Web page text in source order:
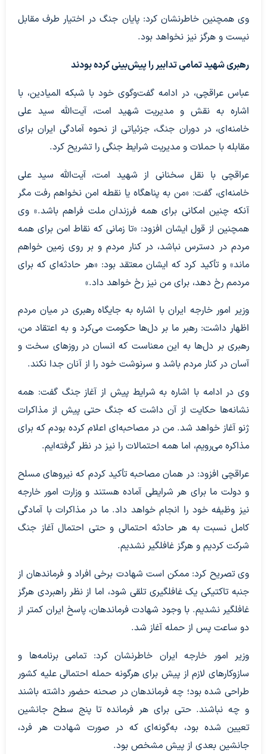
وی همچنین خاطرنشان کرد: پایان جنگ در اختیار طرف مقابل
نیست و هرگز نیز نخواهد بود.
رهبری شهید تمامی تدابیر را پیش‌بینی کرده بودند
عباس عراقچی، در ادامه گفت‌وگوی خود با شبکه المیادین، با
اشاره به نقش و مدیریت شهید امت، آیت‌الله سید علی
خامنه‌ای، در دوران جنگ، جزئیاتی از نحوه آمادگی ایران برای
مقابله با حملات و مدیریت شرایط جنگی را تشریح کرد.
عراقچی با نقل سخنانی از شهید امت، آیت‌الله سید علی
خامنه‌ای، گفت: «من به پناهگاه یا نقطه امن نخواهم رفت مگر
آنکه چنین امکانی برای همه فرزندان ملت فراهم باشد.» وی
همچنین از قول ایشان افزود: «تا زمانی که نقاط امن برای همه
مردم در دسترس نباشد، در کنار مردم و بر روی زمین خواهم
ماند» و تأکید کرد که ایشان معتقد بود: «هر حادثه‌ای که برای
مردمم رخ دهد، برای من نیز رخ خواهد داد.»
وزیر امور خارجه ایران با اشاره به جایگاه رهبری در میان مردم
اظهار داشت: رهبر ما بر دل‌ها حکومت می‌کرد و به اعتقاد من،
رهبری بر دل‌ها به این معناست که انسان در روزهای سخت و
آسان در کنار مردم باشد و سرنوشت خود را از آنان جدا نکند.
وی در ادامه با اشاره به شرایط پیش از آغاز جنگ گفت: همه
نشانه‌ها حکایت از آن داشت که جنگ حتی پیش از مذاکرات
ژنو آغاز خواهد شد. من در مصاحبه‌ای اعلام کرده بودم که برای
مذاکره می‌رویم، اما همه احتمالات را نیز در نظر گرفته‌ایم.
عراقچی افزود: در همان مصاحبه تأکید کردم که نیروهای مسلح
و دولت ما برای هر شرایطی آماده هستند و وزارت امور خارجه
نیز وظیفه خود را انجام خواهد داد. ما در مذاکرات با آمادگی
کامل نسبت به هر حادثه احتمالی و حتی احتمال آغاز جنگ
شرکت کردیم و هرگز غافلگیر نشدیم.
وی تصریح کرد: ممکن است شهادت برخی افراد و فرماندهان از
جنبه تاکتیکی یک غافلگیری تلقی شود، اما از نظر راهبردی هرگز
غافلگیر نشدیم. با وجود شهادت فرماندهان، پاسخ ایران کمتر از
دو ساعت پس از حمله آغاز شد.
وزیر امور خارجه ایران خاطرنشان کرد: تمامی برنامه‌ها و
سازوکارهای لازم از پیش برای هرگونه حمله احتمالی علیه کشور
طراحی شده بود؛ چه فرماندهان در صحنه حضور داشته باشند
و چه نباشند. حتی برای هر فرمانده تا پنج سطح جانشین
تعیین شده بود، به‌گونه‌ای که در صورت شهادت هر فرد،
جانشین بعدی از پیش مشخص بود.